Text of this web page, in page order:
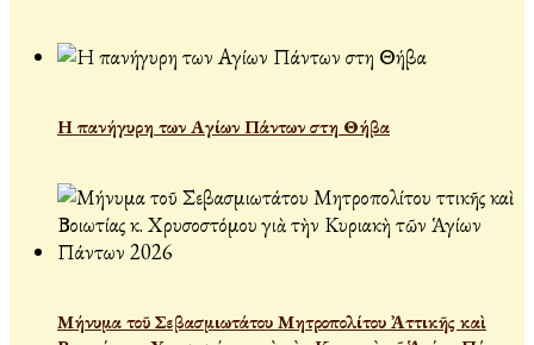
Η πανήγυρη των Αγίων Πάντων στη Θήβα
Μήνυμα τοῦ Σεβασμιωτάτου Μητροπολίτου Ἀττικῆς καὶ